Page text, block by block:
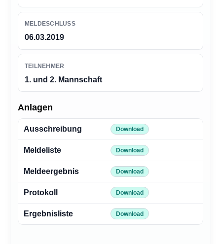
MELDESCHLUSS
06.03.2019
TEILNEHMER
1. und 2. Mannschaft
Anlagen
Ausschreibung Download
Meldeliste Download
Meldeergebnis Download
Protokoll Download
Ergebnisliste Download